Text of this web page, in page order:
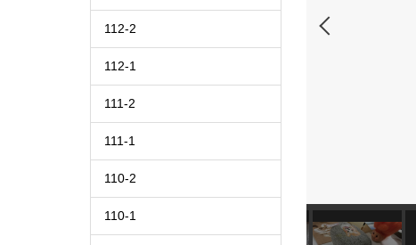
112-2
112-1
111-2
111-1
110-2
110-1